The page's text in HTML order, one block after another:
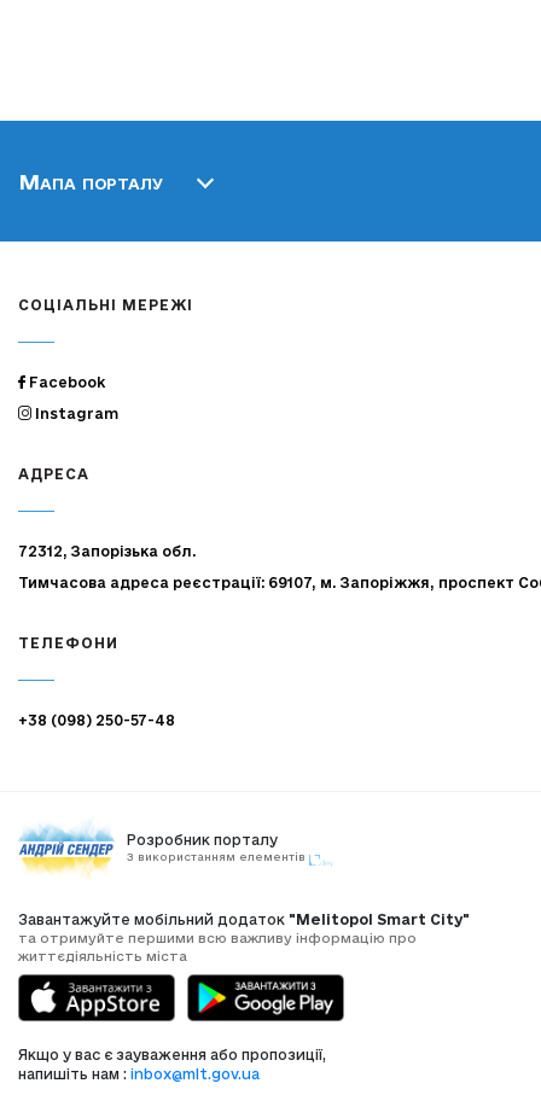
Мапа порталу
СОЦІАЛЬНІ МЕРЕЖІ
Facebook
Instagram
АДРЕСА
72312, Запорізька обл.
Тимчасова адреса реєстрації: 69107, м. Запоріжжя, проспект
ТЕЛЕФОНИ
+38 (098) 250-57-48
Розробник порталу
З використанням елементів
Завантажуйте мобільний додаток "Melitopol Smart City"
та отримуйте першими всю важливу інформацію про
життєдіяльність міста
Якщо у вас є зауваження або пропозиції,
напишіть нам : inbox@mlt.gov.ua